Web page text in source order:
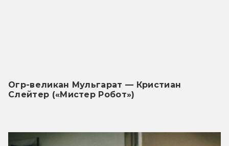
Огр-великан Мульгарат — Кристиан
Слейтер («Мистер Робот»)